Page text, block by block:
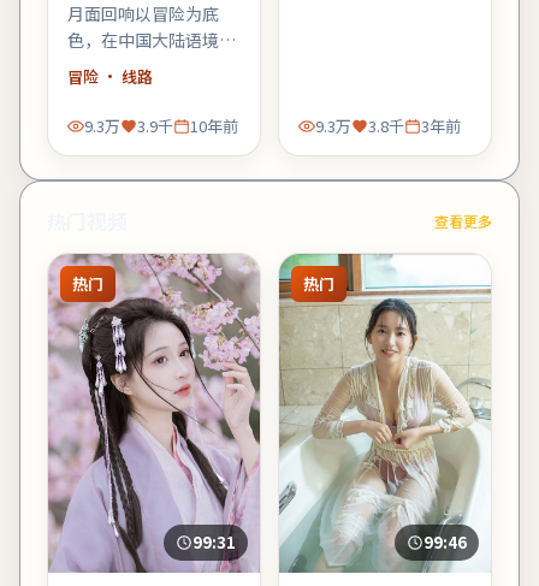
月面回响以冒险为底
色，在中国大陆语境里
铺陈悬念：当日常秩序
出现第一道裂缝，每个
人都必须重新选择立
冒险· 线路
9.3万 3.9千 10年前 9.3万 3.8千 3年前
查看更多
热门
99:31
热门
99:46